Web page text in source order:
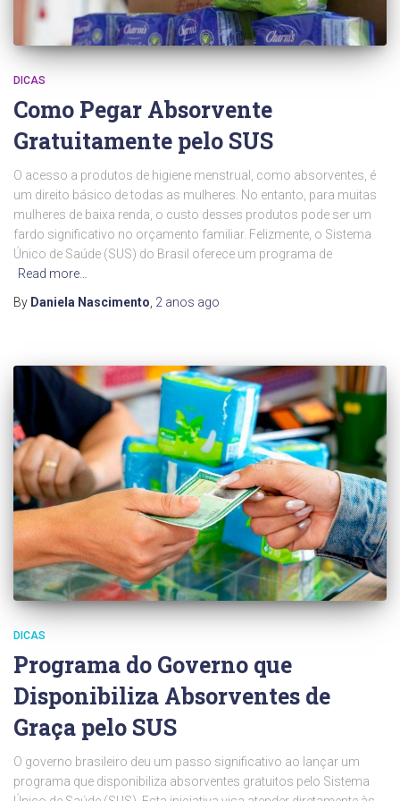
DICAS
Como Pegar Absorvente
Gratuitamente pelo SUS
O acesso a produtos de higiene menstrual, como absorventes, é
um direito básico de todas as mulheres. No entanto, para muitas
mulheres de baixa renda, o custo desses produtos pode ser um
fardo significativo no orçamento familiar. Felizmente, o Sistema
Único de Saúde (SUS) do Brasil oferece um programa de
Read more…
By Daniela Nascimento 2 anos ago
DICAS
Programa do Governo que
Disponibiliza Absorventes de
Graça pelo SUS
O governo brasileiro deu um passo significativo ao lançar um
programa que disponibiliza absorventes gratuitos pelo Sistema